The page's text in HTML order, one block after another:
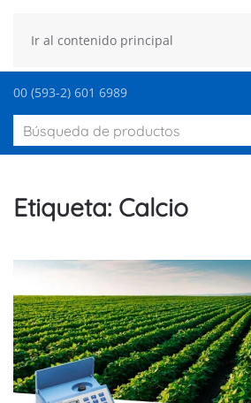
Ir al contenido principal
00 (593-2) 601 6989
Etiqueta: Calcio